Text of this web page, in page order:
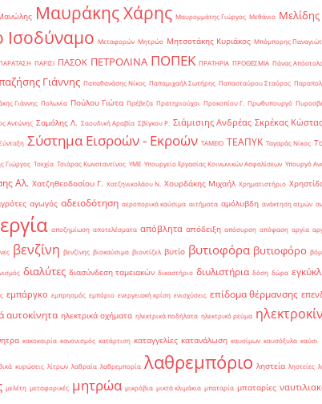
Μαυράκης Χάρης Μαυρομμάτης Γιώργος Μεθάνιο
Ισοδύναμο Μεταφορών Μητρώο Μητσοτάκης Κυριάκος Μπόμπορης
ΠΑΡΙΣΙ ΠΑΣΟΚ ΠΕΤΡΟΛΙΝΑ ΠΟΠΕΚ ΠΡΑΤΗΡΙΑ ΠΡΟΘΕΣΜΙΑ Πάνας
Γιάννης Παπαθανάσης Νίκος Παπαμιχαήλ Σωτήρης Παπασταύρου Σταύρος
Γιάννης Πολωνία Πούλου Γιώτα Πρέβεζα Πρατηριούχοι Προκοπίου Γ. Πρωθυπουργό
Αντώνης Σαμόλης Λ. Σαουδική Αραβία Σβίγκου Ρ. Σιάμισιης Ανδρέας Σκρέκας Κώστας
Σύστημα Εισροών - Εκροών ΤΑΜΕΙΟ ΤΕΑΠΥΚ Ταγαράς Νίκος
Γιώργος Τσεχία Τσιάρας Κωνσταντίνος ΥΜΕ Υπουργείο Εργασίας Κοινωνικών Ασφαλίσεων Υπουργό
Αλ. Χατζηθεοδοσίου Γ. Χατζηνικολάου Ν. Χουρδάκης Μιχαήλ Χρηματιστήριο
αγωγός αδειοδότηση αεροπορικά καύσιμα αιτήματα αμόλυβδη ανάκτηση ατμών
αποζημίωση αποτελέσματα απόβλητα απόδειξη απόσυρση απόφαση αργία
βενζίνη βενζίνης βιοκαύσιμα βιοντίζελ βυτίο βυτιοφόρα βυτιοφόρο
διαλύτες διασύνδεση ταμειακών δικαστήριο διυλιστήρια δόση δώρα
εμπάργκο εμπρησμός εμπόριο ενεργειακή κρίση ενισχύσεις επίδομα θέρμανσης
αυτοκίνητα ηλεκτρικά οχήματα ηλεκτρικά ποδήλατα ηλεκτρικό ρεύμα
κακοκαιρία κανονισμός κατάρτιση καταγγελίες κατανάλωση καυσίμων καυσόξυλα καύσι
κυρώσεις λίτρων λαθραία λαθρεμπορία λαθρεμπόριο ληστεία ληστείες
μελέτη μεταφορικές μητρώα μικρόβια μικτά κλιμάκια μπαταρία μπαταρίες